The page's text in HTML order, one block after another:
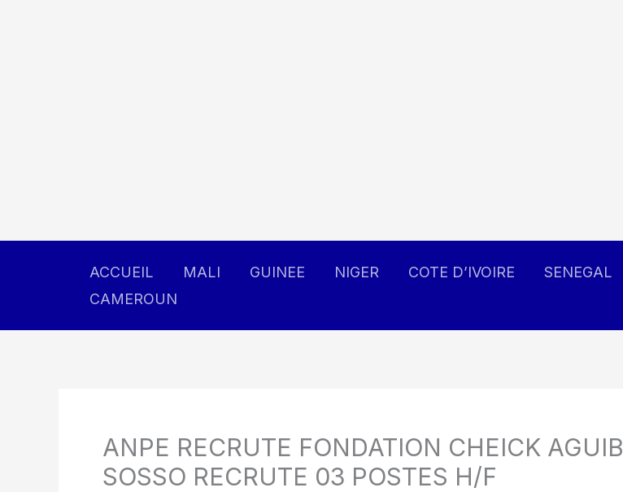
ACCUEIL MALI GUINEE NIGER COTE D’IVOIRE SENEGAL
CAMEROUN
ANPE RECRUTE FONDATION CHEICK AGUIB
SOSSO RECRUTE 03 POSTES H/F